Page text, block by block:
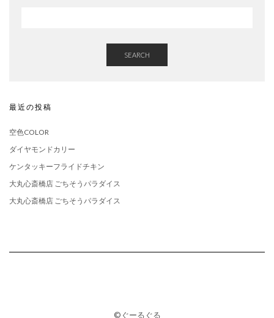
SEARCH
最近の投稿
空色COLOR
ダイヤモンドカリー
ケンタッキーフライドチキン
大丸心斎橋店 ごちそうパラダイス
大丸心斎橋店 ごちそうパラダイス
©ぐーるぐる